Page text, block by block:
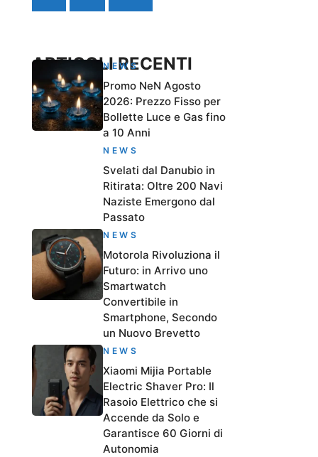
ARTICOLI RECENTI
NEWS
Promo NeN Agosto
2026: Prezzo Fisso per
Bollette Luce e Gas fino
a 10 Anni
NEWS
Svelati dal Danubio in
Ritirata: Oltre 200 Navi
Naziste Emergono dal
Passato
NEWS
Motorola Rivoluziona il
Futuro: in Arrivo uno
Smartwatch
Convertibile in
Smartphone, Secondo
un Nuovo Brevetto
NEWS
Xiaomi Mijia Portable
Electric Shaver Pro: Il
Rasoio Elettrico che si
Accende da Solo e
Garantisce 60 Giorni di
Autonomia